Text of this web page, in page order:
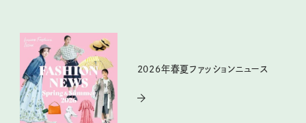
2026年春夏ファッションニュース